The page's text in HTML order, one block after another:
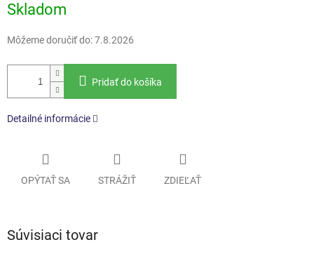
cena:
Skladom
Môžeme doručiť do:7.8.2026
Pridať do košíka
Detailné informácie
OPÝTAŤ SA STRÁŽIŤ ZDIEĽAŤ
Súvisiaci tovar